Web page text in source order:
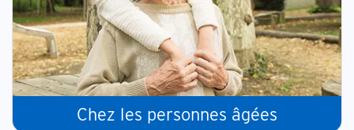
Chez les personnes âgées